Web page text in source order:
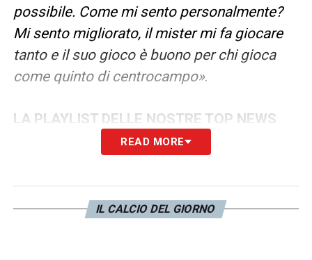
possibile. Come mi sento personalmente?
Mi sento migliorato, il mister mi fa giocare
tanto e il suo gioco è buono per chi gioca
come quinto di centrocampo».
LA PLAYLIST DELLE NOSTRE TOP NEWS
READ MORE
IL CALCIO DEL GIORNO